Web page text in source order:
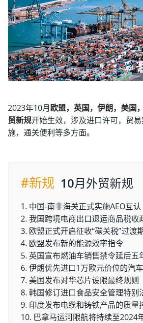
2023年10月欧盟，英国，伊朗，美国
贸新规开始生效，涉及进口许可，贸
施，通关便利等多方面。
#新规 10月外贸新规
1. 中国-南非海关正式实施AEO互认
2. 我国跨境电商出口退运商品税收
3. 欧盟正式开启征收“碳关税”过渡
4. 欧盟发布新的能源效率指令
5. 英国宣布燃油车销售禁令延后五
6. 伊朗优先进口1万欧元价位的汽车
7. 美国发布对华芯片设限最终规则
8. 韩国修订进口食品安全管理特别
9. 印度发布电缆和铸铁产品的质量
10. 巴拿马运河限航将持续至2024